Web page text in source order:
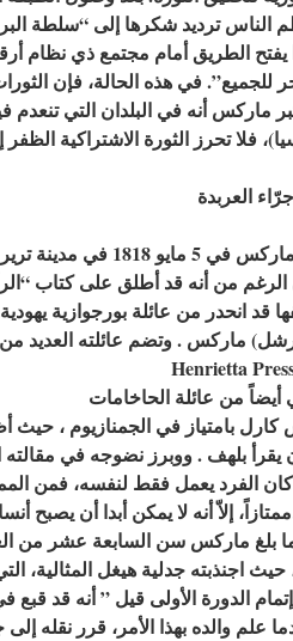
الناس ترديد شكرها إلى “سلطة
يفتح الطريق أمام مجتمع ذي نظام
ماركس أنه في البلدان التي تنعدم
العربدة
ولد ماركس في 5
من أنه قد أطلق على كتاب
قد انحدر من عائلة بورجوازية
Henrietta
بامتياز في الجمنازيوم ،
يقرأ بلهف . ووبرز نضوجه في مقالته
كان الفرد يعمل فقط لنفسه، فمن
بلغ ماركس سن السابعة عشر من
حيث اجنذبته جدلية هيغل المثالية،
الدورة الأولى قيل ” أنه قد
علم والده بهذا الأمر، قرر نقله